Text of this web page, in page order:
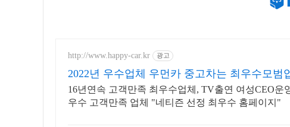
http://www.happy-car.kr 광고
2022년 우수업체 우먼카 중고차는 최우수모범
16년연속 고객만족 최우수업체, TV출연 여성CEO운
우수 고객만족 업체 "네티즌 선정 최우수 홈페이지"